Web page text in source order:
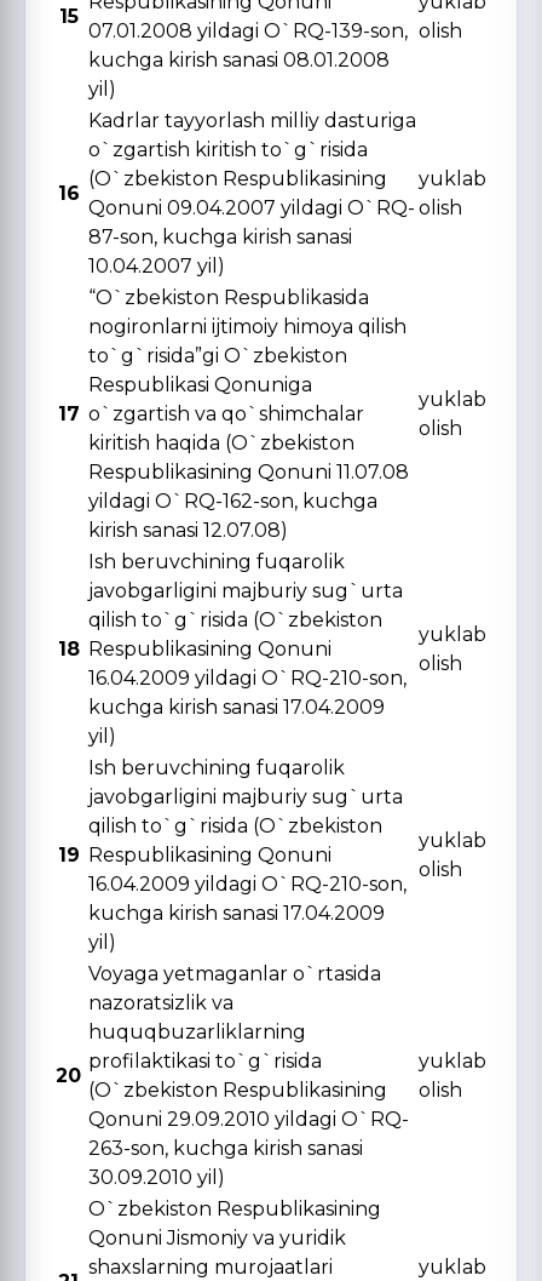
15
07.01.2008 yildagi O`RQ-139-son,
kuchga kirish sanasi 08.01.2008
yil)
olish
16
Kadrlar tayyorlash milliy dasturiga
o`zgartish kiritish to`g`risida
(O`zbekiston Respublikasining
Qonuni 09.04.2007 yildagi O`RQ-
87-son, kuchga kirish sanasi
10.04.2007 yil)
yuklab
olish
17
“O`zbekiston Respublikasida
nogironlarni ijtimoiy himoya qilish
to`g`risida”gi O`zbekiston
Respublikasi Qonuniga
o`zgartish va qo`shimchalar
kiritish haqida (O`zbekiston
Respublikasining Qonuni 11.07.08
yildagi O`RQ-162-son, kuchga
kirish sanasi 12.07.08)
yuklab
olish
18
Ish beruvchining fuqarolik
javobgarligini majburiy sug`urta
qilish to`g`risida (O`zbekiston
Respublikasining Qonuni
16.04.2009 yildagi O`RQ-210-son,
kuchga kirish sanasi 17.04.2009
yil)
yuklab
olish
19
Ish beruvchining fuqarolik
javobgarligini majburiy sug`urta
qilish to`g`risida (O`zbekiston
Respublikasining Qonuni
16.04.2009 yildagi O`RQ-210-son,
kuchga kirish sanasi 17.04.2009
yil)
yuklab
olish
20
Voyaga yetmaganlar o`rtasida
nazoratsizlik va
huquqbuzarliklarning
profilaktikasi to`g`risida
(O`zbekiston Respublikasining
Qonuni 29.09.2010 yildagi O`RQ-
263-son, kuchga kirish sanasi
30.09.2010 yil)
yuklab
olish
O`zbekiston Respublikasining
Qonuni Jismoniy va yuridik
shaxslarning murojaatlari
yuklab